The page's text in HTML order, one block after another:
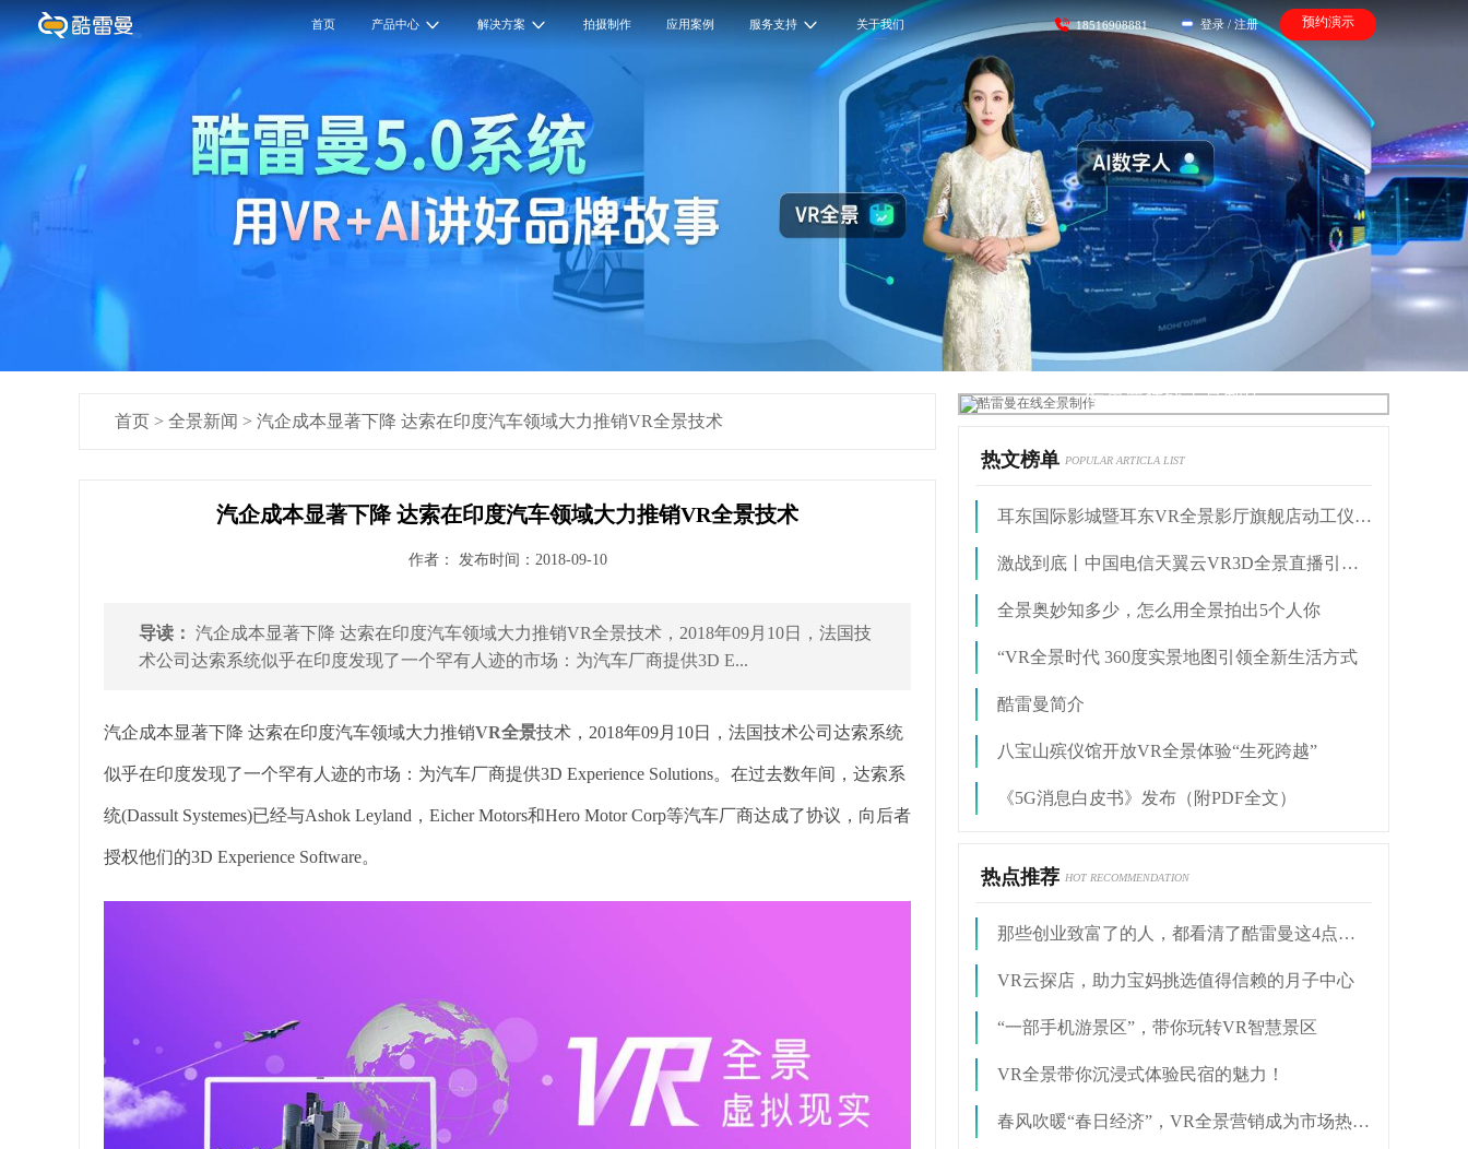
首页 产品中心 解决方案 拍摄制作 应用案例 服务支持 关于我们 18516908881 登录 / 注册 预约演示
首页 > 全景新闻 > 汽企成本显著下降 达索在印度汽车领域大力推销VR全景技术
汽企成本显著下降 达索在印度汽车领域大力推销VR全景技术
作者： 发布时间：2018-09-10
导读： 汽企成本显著下降 达索在印度汽车领域大力推销VR全景技术，2018年09月10日，法国技
术公司达索系统似乎在印度发现了一个罕有人迹的市场：为汽车厂商提供3D E...
汽企成本显著下降 达索在印度汽车领域大力推销VR全景技术，2018年09月10日，法国技术公司达索系统
似乎在印度发现了一个罕有人迹的市场：为汽车厂商提供3D Experience Solutions。在过去数年间，达索系
统(Dassult Systemes)已经与Ashok Leyland，Eicher Motors和Hero Motor Corp等汽车厂商达成了协议，向后者
授权他们的3D Experience Software。
酷雷曼在线全景制作
热文榜单 POPULAR ARTICLA LIST
耳东国际影城暨耳东VR全景影厅旗舰店动工仪式盛大举行
激战到底丨中国电信天翼云VR3D全景直播引燃拳击热火
全景奥妙知多少，怎么用全景拍出5个人你
“VR全景时代 360度实景地图引领全新生活方式
酷雷曼简介
八宝山殡仪馆开放VR全景体验“生死跨越”
《5G消息白皮书》发布（附PDF全文）
热点推荐 HOT RECOMMENDATION
那些创业致富了的人，都看清了酷雷曼这4点优势
VR云探店，助力宝妈挑选值得信赖的月子中心
“一部手机游景区”，带你玩转VR智慧景区
VR全景带你沉浸式体验民宿的魅力！
春风吹暖“春日经济”，VR全景营销成为市场热门！